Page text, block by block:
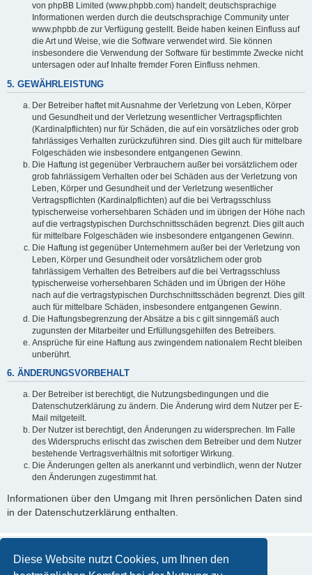
Diese Website nutzt Cookies, um Ihnen den
von phpBB Limited (www.phpbb.com) handelt; deutschsprachige
Informationen werden durch die deutschsprachige Community unter
www.phpbb.de zur Verfügung gestellt. Beide haben keinen Einfluss auf
die Art und Weise, wie die Software verwendet wird. Sie können
insbesondere die Verwendung der Software für bestimmte Zwecke nicht
untersagen oder auf Inhalte fremder Foren Einfluss nehmen.
5. GEWÄHRLEISTUNG
Der Betreiber haftet mit Ausnahme der Verletzung von Leben, Körper
und Gesundheit und der Verletzung wesentlicher Vertragspflichten
(Kardinalpflichten) nur für Schäden, die auf ein vorsätzliches oder grob
fahrlässiges Verhalten zurückzuführen sind. Dies gilt auch für mittelbare
Folgeschäden wie insbesondere entgangenen Gewinn.
Die Haftung ist gegenüber Verbrauchern außer bei vorsätzlichem oder
grob fahrlässigem Verhalten oder bei Schäden aus der Verletzung von
Leben, Körper und Gesundheit und der Verletzung wesentlicher
Vertragspflichten (Kardinalpflichten) auf die bei Vertragsschluss
typischerweise vorhersehbaren Schäden und im übrigen der Höhe nach
auf die vertragstypischen Durchschnittsschäden begrenzt. Dies gilt auch
für mittelbare Folgeschäden wie insbesondere entgangenen Gewinn.
Die Haftung ist gegenüber Unternehmern außer bei der Verletzung von
Leben, Körper und Gesundheit oder vorsätzlichem oder grob
fahrlässigem Verhalten des Betreibers auf die bei Vertragsschluss
typischerweise vorhersehbaren Schäden und im Übrigen der Höhe
nach auf die vertragstypischen Durchschnittsschäden begrenzt. Dies gilt
auch für mittelbare Schäden, insbesondere entgangenen Gewinn.
Die Haftungsbegrenzung der Absätze a bis c gilt sinngemäß auch
zugunsten der Mitarbeiter und Erfüllungsgehilfen des Betreibers.
Ansprüche für eine Haftung aus zwingendem nationalem Recht bleiben
unberührt.
6. ÄNDERUNGSVORBEHALT
Der Betreiber ist berechtigt, die Nutzungsbedingungen und die
Datenschutzerklärung zu ändern. Die Änderung wird dem Nutzer per E-
Mail mitgeteilt.
Der Nutzer ist berechtigt, den Änderungen zu widersprechen. Im Falle
des Widerspruchs erlischt das zwischen dem Betreiber und dem Nutzer
bestehende Vertragsverhältnis mit sofortiger Wirkung.
Die Änderungen gelten als anerkannt und verbindlich, wenn der Nutzer
den Änderungen zugestimmt hat.
Informationen über den Umgang mit Ihren persönlichen Daten sind
in der Datenschutzerklärung enthalten.